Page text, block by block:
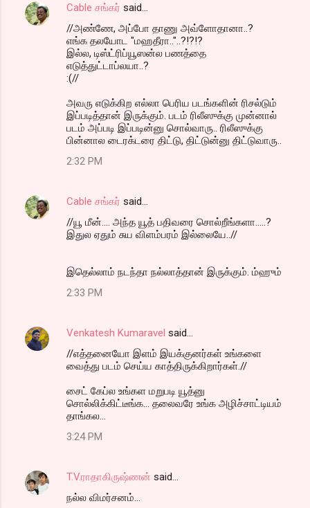
Cable சங்கர் said…
//அண்ணே, அப்போ தாணு அவ்ளோதானா..?
எங்க தலயோட "மஹதீரா.."..?!?!?
இல்ல, டிஸ்ட்ரிப்யூஸன்ல பணத்தை
எடுத்துட்டாப்லயா..?
:(//
அவரு எடுக்கிற எல்லா பெரிய படங்களின் ரிசல்டும்
இப்படித்தான் இருக்கும். படம் ரிலீஸுக்கு முன்னால்
படம் அப்படி இப்படின்னு சொல்வாரு.. ரிலீஸுக்கு
பின்னால டைரக்டரை திட்டு, திட்டுன்னு திட்டுவாரு..
2:32 PM
Cable சங்கர் said…
//யூ மீன்.... அந்த யூத் பதிவரை சொல்றீங்களா.....?
இதுல ஏதும் சுய விளம்பரம் இல்லையே..//
இதெல்லாம் நடந்தா நல்லாத்தான் இருக்கும். ம்ஹும்
2:33 PM
Venkatesh Kumaravel said…
//எத்தனையோ இளம் இயக்குனர்கள் உங்களை
வைத்து படம் செய்ய காத்திருக்கிறார்கள்.//
சைட் கேப்ல உங்கள மறுபடி யூத்னு
சொல்லிக்கிட்டீங்க... தலைவரே உங்க அழிச்சாட்டியம்
தாங்கல...
3:24 PM
T.V.ராதாகிருஷ்ணன் said…
நல்ல விமர்சனம்...